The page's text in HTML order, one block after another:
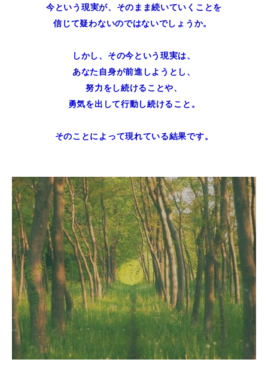
今という現実が、そのまま続いていくことを
信じて疑わないのではないでしょうか。
しかし、その今という現実は、
あなた自身が前進しようとし、
努力をし続けることや、
勇気を出して行動し続けること。
そのことによって現れている結果です。